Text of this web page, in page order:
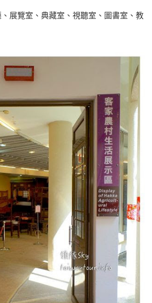
展覽室、典藏室、視聽室、圖書室、教